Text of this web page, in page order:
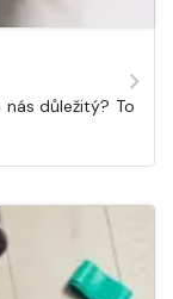
důležitý? To